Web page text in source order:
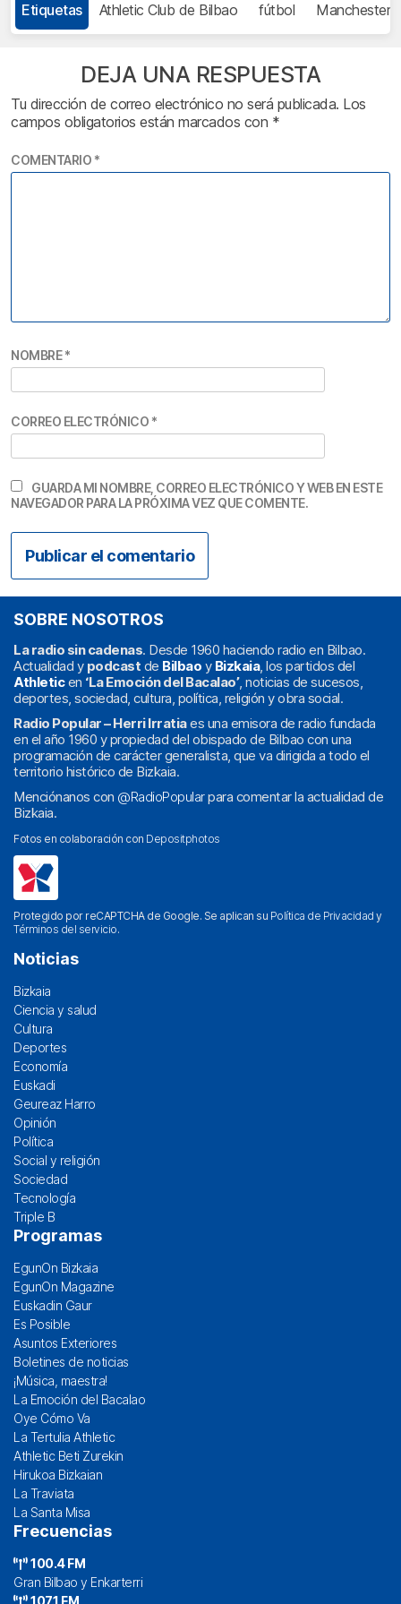
Etiquetas Athletic Club de Bilbao fútbol Manchester
DEJA UNA RESPUESTA
Tu dirección de correo electrónico no será publicada. Los
campos obligatorios están marcados con *
COMENTARIO *
NOMBRE*
CORREO ELECTRÓNICO *
GUARDA MI NOMBRE, CORREO ELECTRÓNICO Y WEB EN ESTE
NAVEGADOR PARA LA PRÓXIMA VEZ QUE COMENTE.
SOBRE NOSOTROS
La radio sin cadenas. Desde 1960 haciendo radio en Bilbao.
Actualidad y podcast de Bilbao y Bizkaia, los partidos del
Athleticen ‘La Emoción del Bacalao’, noticias de sucesos,
deportes, sociedad, cultura, política, religión y obra social.
Radio Popular – Herri Irratiaes una emisora de radio fundada
en el año 1960 y propiedad del obispado de Bilbao con una
programación de carácter generalista, que va dirigida a todo el
territorio histórico de Bizkaia.
Menciónanos con @RadioPopularpara comentar la actualidad de
Bizkaia.
Fotos en colaboración con Depositphotos
Protegido por reCAPTCHA de Google. Se aplican su Política de Privacidad y
Términos del servicio.
Noticias
Bizkaia
Ciencia y salud
Cultura
Deportes
Economía
Euskadi
Geureaz Harro
Opinión
Política
Social y religión
Sociedad
Tecnología
Triple B
Programas
EgunOn Bizkaia
EgunOn Magazine
Euskadin Gaur
Es Posible
Asuntos Exteriores
Boletines de noticias
¡Música, maestra!
La Emoción del Bacalao
Oye Cómo Va
La Tertulia Athletic
Athletic Beti Zurekin
Hirukoa Bizkaian
La Traviata
La Santa Misa
Frecuencias
100.4 FM
Gran Bilbao y Enkarterri